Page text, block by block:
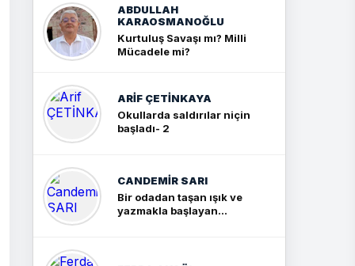
ABDULLAH
KARAOSMANOĞLU
Kurtuluş Savaşı mı? Milli
Mücadele mi?
ARIF ÇETİNKAYA
Okullarda saldırılar niçin
başladı- 2
CANDEMIR SARI
Bir odadan taşan ışık ve
yazmakla başlayan